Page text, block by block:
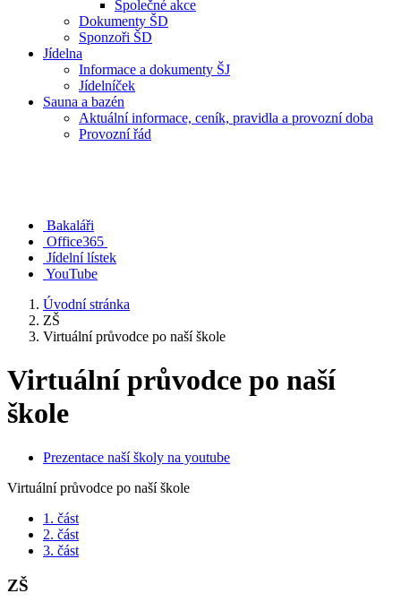
Společné akce
Dokumenty ŠD
Sponzoři ŠD
Jídelna
Informace a dokumenty ŠJ
Jídelníček
Sauna a bazén
Aktuální informace, ceník, pravidla a provozní doba
Provozní řád
Bakaláři
Office365
Jídelní lístek
YouTube
Úvodní stránka
ZŠ
Virtuální průvodce po naší škole
Virtuální průvodce po naší
škole
Prezentace naší školy na youtube
Virtuální průvodce po naší škole
1. část
2. část
3. část
ZŠ